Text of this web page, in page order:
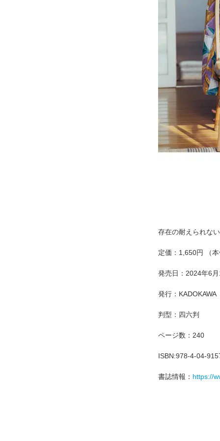
存在の耐えられな
定価：1,650円 （
発売日：2024年6
発行：KADOKAWA
判型：四六判
ページ数：240
ISBN:978-4-04-
書誌情報： https://